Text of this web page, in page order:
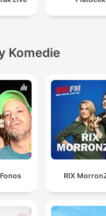
Komedie
RIX